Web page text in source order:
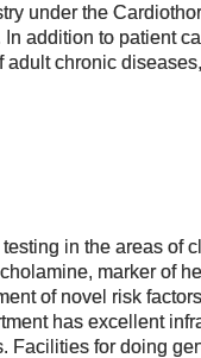
under the
addition to patient
chronic
in the areas of
marker of
of novel risk
has excellent
Facilities for doing